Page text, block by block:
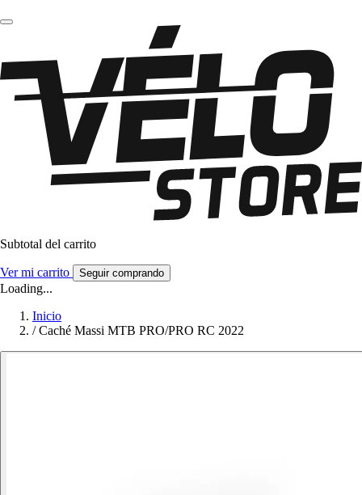
Subtotal del carrito
Ver mi carrito Seguir comprando
Loading...
Inicio
/ Caché Massi MTB PRO/PRO RC 2022